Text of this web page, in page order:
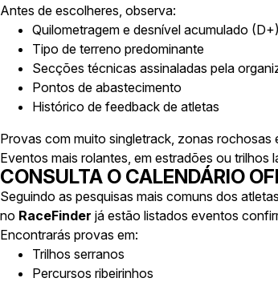
Antes de escolheres, observa:
Quilometragem e desnível acumulado (D+)
Tipo de terreno predominante
Secções técnicas assinaladas pela
Pontos de abastecimento
Histórico de feedback de atletas
Provas com muito singletrack, zonas rochosas
Eventos mais rolantes, em estradões ou trilhos
CONSULTA O CALENDÁRIO
Seguindo as pesquisas mais comuns dos
no RaceFinder já estão listados eventos
Encontrarás provas em:
Trilhos serranos
Percursos ribeirinhos